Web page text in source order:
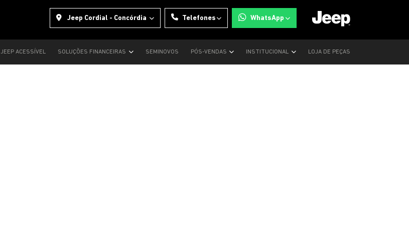
Jeep Cordial - Concórdia Telefones WhatsApp
JEEP ACESSÍVEL SOLUÇÕES FINANCEIRAS SEMINOVOS PÓS-VENDAS INSTITUCIONAL LOJA DE PEÇAS